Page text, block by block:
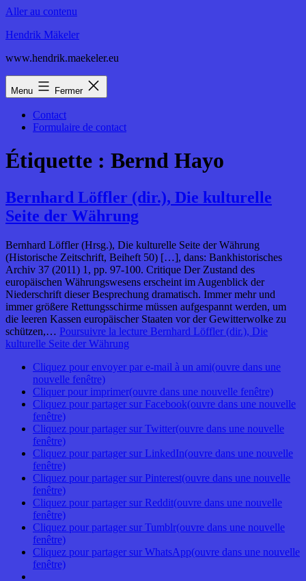
Aller au contenu
Hendrik Mäkeler
www.hendrik.maekeler.eu
Menu Fermer
Contact
Formulaire de contact
Étiquette : Bernd Hayo
Bernhard Löffler (dir.), Die kulturelle
Seite der Währung
Bernhard Löffler (Hrsg.), Die kulturelle Seite der Währung
(Historische Zeitschrift, Beiheft 50) […], dans: Bankhistorisches
Archiv 37 (2011) 1, pp. 97-100. Critique Der Zustand des
europäischen Währungswesens erscheint im Augenblick der
Niederschrift dieser Besprechung dramatisch. Immer mehr und
immer größere Rettungsschirme müssen aufgespannt werden, um
die leeren Kassen europäischer Staaten vor der Gewitterwolke zu
schützen,… Poursuivre la lecture Bernhard Löffler (dir.), Die
kulturelle Seite der Währung
Cliquez pour envoyer par e-mail à un ami(ouvre dans une
nouvelle fenêtre)
Cliquer pour imprimer(ouvre dans une nouvelle fenêtre)
Cliquez pour partager sur Facebook(ouvre dans une nouvelle
fenêtre)
Cliquez pour partager sur Twitter(ouvre dans une nouvelle
fenêtre)
Cliquez pour partager sur LinkedIn(ouvre dans une nouvelle
fenêtre)
Cliquez pour partager sur Pinterest(ouvre dans une nouvelle
fenêtre)
Cliquez pour partager sur Reddit(ouvre dans une nouvelle
fenêtre)
Cliquez pour partager sur Tumblr(ouvre dans une nouvelle
fenêtre)
Cliquez pour partager sur WhatsApp(ouvre dans une nouvelle
fenêtre)